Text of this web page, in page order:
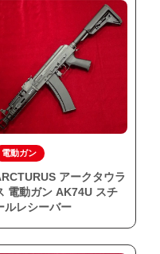
相談
ーム
て
電動ガン
アークタウラ
電動ガン AK74U スチ
ルレシーバー